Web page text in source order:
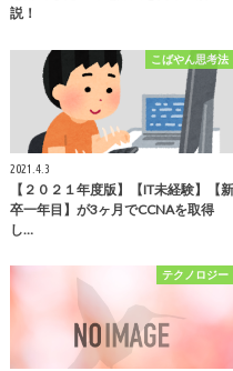
説！
こばやん思考法
2021.4.3
【２０２１年度版】【IT未経験】【新
卒一年目】が3ヶ月でCCNAを取得
し…
テクノロジー